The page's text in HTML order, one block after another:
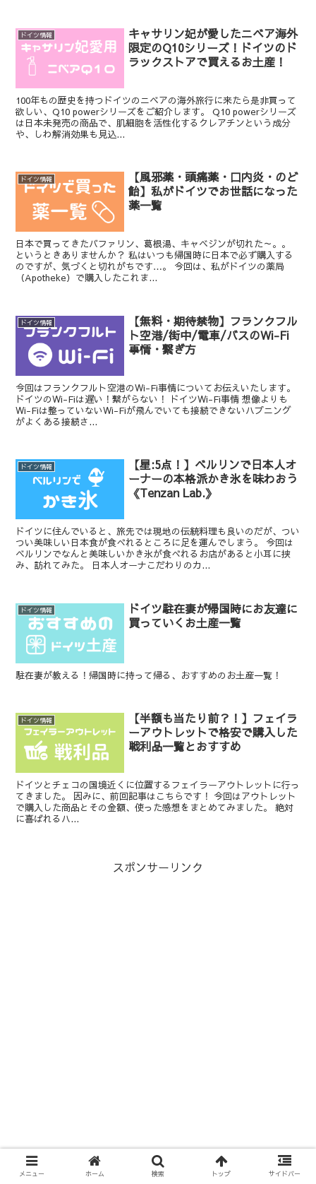
ドイツ情報
キャサリン妃が愛したニベア海外
限定のQ10シリーズ！ドイツのド
ラックストアで買えるお土産！
100年もの歴史を持つドイツのニベアの海外旅行に来たら是非買って
欲しい、Q10 powerシリーズをご紹介します。 Q10 powerシリーズ
は日本未発売の商品で、肌細胞を活性化するクレアチンという成分
や、しわ解消効果も見込...
ドイツ情報
【風邪薬・頭痛薬・口内炎・のど
飴】私がドイツでお世話になった
薬一覧
日本で買ってきたバファリン、葛根湯、キャベジンが切れた～。。
というときありませんか？ 私はいつも帰国時に日本で必ず購入する
のですが、気づくと切れがちです…。 今回は、私がドイツの薬局
（Apotheke）で購入したこれま...
ドイツ情報
【無料・期待禁物】フランクフル
ト空港/街中/電車/バスのWi-Fi
事情・繋ぎ方
今回はフランクフルト空港のWi-Fi事情についてお伝えいたします。
ドイツのWi-Fiは遅い！繋がらない！ ドイツWi-Fi事情 想像よりも
Wi-Fiは整っていないWi-Fiが飛んでいても接続できないハプニング
がよくある接続さ...
ドイツ情報
【星:5点！】ベルリンで日本人オ
ーナーの本格派かき氷を味わおう
《Tenzan Lab.》
ドイツに住んでいると、旅先では現地の伝統料理も良いのだが、つい
つい美味しい日本食が食べれるところに足を運んでしまう。 今回は
ベルリンでなんと美味しいかき氷が食べれるお店があると小耳に挟
み、訪れてみた。 日本人オーナこだわりのカ...
ドイツ情報
ドイツ駐在妻が帰国時にお友達に
買っていくお土産一覧
駐在妻が教える！帰国時に持って帰る、おすすめのお土産一覧！
ドイツ情報
【半額も当たり前？！】フェイラ
ーアウトレットで格安で購入した
戦利品一覧とおすすめ
ドイツとチェコの国境近くに位置するフェイラーアウトレットに行っ
てきました。 因みに、前回記事はこちらです！ 今回はアウトレット
で購入した商品とその金額、使った感想をまとめてみました。 絶対
に喜ばれるハ...
スポンサーリンク
メニュー ホーム 検索 トップ サイドバー